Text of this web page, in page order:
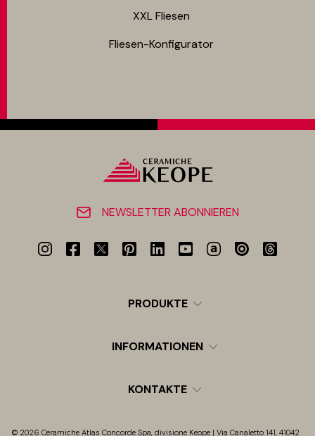
XXL Fliesen
Fliesen-Konfigurator
NEWSLETTER ABONNIEREN
PRODUKTE
INFORMATIONEN
KONTAKTE
© 2026 Ceramiche Atlas Concorde Spa, divisione Keope | Via Canaletto 141, 41042